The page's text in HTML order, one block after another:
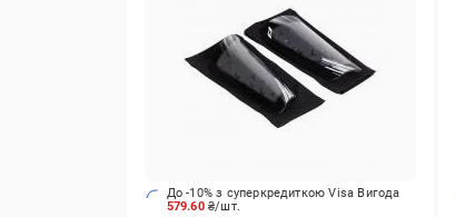
579.60 ₴/шт.
До -10% з суперкредиткою Visa Вигода